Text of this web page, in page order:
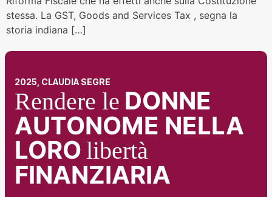
stessa. La GST, Goods and Services Tax , segna la
storia indiana […]
2025, CLAUDIA SEGRE
Rendere le DONNE
AUTONOME NELLA
LORO libertà
FINANZIARIA